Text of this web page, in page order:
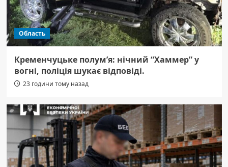
Область
Кременчуцьке полум’я: нічний “Хаммер” у
вогні, поліція шукає відповіді.
23 години тому назад